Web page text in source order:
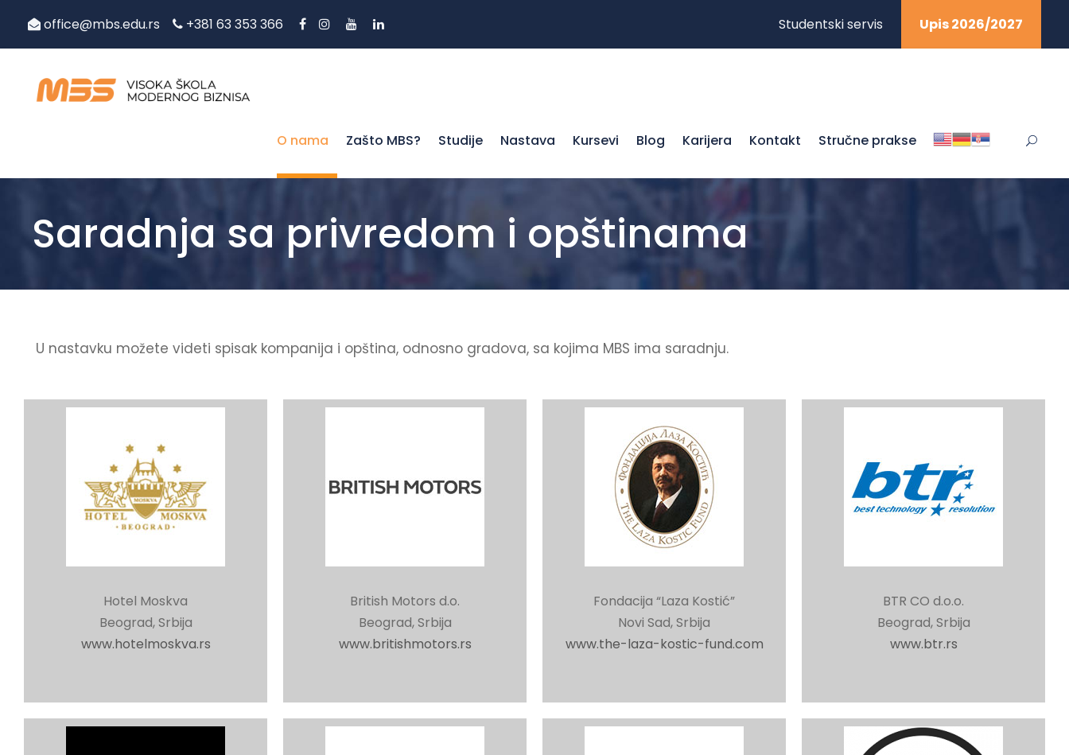
office@mbs.edu.rs +381 63 353 366 Studentski servis Upis 2026/2027
O nama Zašto MBS? Studije Nastava Kursevi Blog Karijera Kontakt Stručne prakse
Saradnja sa privredom i opštinama
U nastavku možete videti spisak kompanija i opština, odnosno gradova, sa kojima MBS ima saradnju.
Hotel Moskva
Beograd, Srbija
www.hotelmoskva.rs
British Motors d.o.
Beograd, Srbija
www.britishmotors.rs
Fondacija “Laza Kostić”
Novi Sad, Srbija
www.the-laza-kostic-fund.com
BTR CO d.o.o.
Beograd, Srbija
www.btr.rs